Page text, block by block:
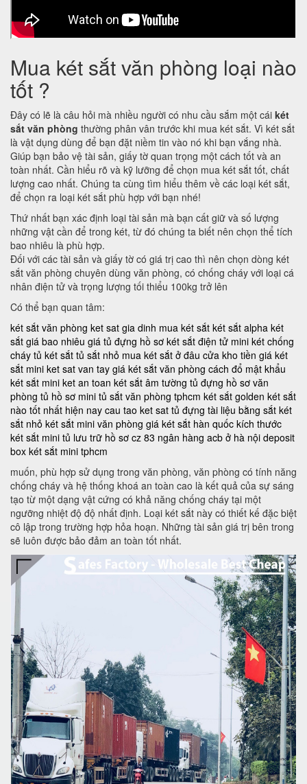
Mua két sắt văn phòng loại nào
tốt ?
Đây có lẽ là câu hỏi mà nhiều người có nhu cầu sắm một cái két
sắt văn phòng thường phân vân trước khi mua két sắt. Vì két sắt
là vật dụng dùng để bạn đặt niềm tin vào nó khi bạn vắng nhà.
Giúp bạn bảo vệ tài sản, giấy tờ quan trọng một cách tốt và an
toàn nhất. Cần hiểu rõ và kỹ lưỡng để chọn mua két sắt tốt, chất
lượng cao nhất. Chúng ta cùng tìm hiểu thêm về các loại két sắt,
để chọn ra loại két sắt phù hợp với bạn nhé!
Thứ nhất bạn xác định loại tài sản mà bạn cất giữ và số lượng
những vật cần để trong két, từ đó chúng ta biết nên chọn thể tích
bao nhiêu là phù hợp.
Đối với các tài sản và giấy tờ có giá trị cao thì nên chọn dòng két
sắt văn phòng chuyên dùng văn phòng, có chống cháy với loại cá
nhân điện tử và trọng lượng tối thiểu 100kg trở lên
Có thể bạn quan tâm:
két sắt văn phòng ket sat gia dinh mua két sắt két sắt alpha két
sắt giá bao nhiêu giá tủ đựng hồ sơ két sắt điện tử mini két chống
cháy tủ két sắt tủ sắt nhỏ mua két sắt ở đâu cửa kho tiền giá két
sắt mini ket sat van tay giá két sắt văn phòng cách đổ mật khẩu
két sắt mini ket an toan két sắt âm tường tủ đựng hồ sơ văn
phòng tủ hồ sơ mini tủ sắt văn phòng tphcm két sắt golden két sắt
nào tốt nhất hiện nay cau tao ket sat tủ đựng tài liệu bằng sắt két
sắt nhỏ két sắt mini văn phòng giá két sắt hàn quốc kích thước
két sắt mini tủ lưu trữ hồ sơ cz 83 ngân hàng acb ở hà nội deposit
box két sắt mini tphcm
muốn, phù hợp sử dụng trong văn phòng, văn phòng có tính năng
chống cháy và hệ thống khoá an toàn cao là kết quả của sự sáng
tạo từ một dạng vật cứng có khả năng chống cháy tại một
ngưỡng nhiệt độ độ nhất định. Loại két sắt này có thiết kế đặc biệt
cô lập trong trường hợp hỏa hoạn. Những tài sản giá trị bên trong
sẽ luôn được bảo đảm an toàn tốt nhất.